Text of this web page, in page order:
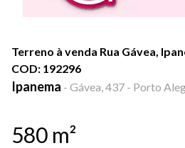
Terreno à venda Rua Gávea,
COD: 192296
Ipanema - Gávea, 437 - Porto
580 m²